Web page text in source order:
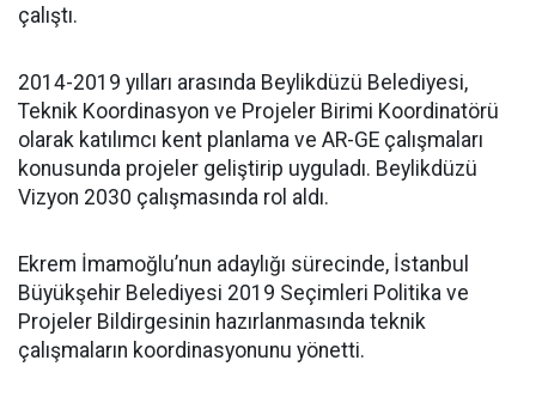
çalıştı.
2014-2019 yılları arasında Beylikdüzü Belediyesi,
Teknik Koordinasyon ve Projeler Birimi Koordinatörü
olarak katılımcı kent planlama ve AR-GE çalışmaları
konusunda projeler geliştirip uyguladı. Beylikdüzü
Vizyon 2030 çalışmasında rol aldı.
Ekrem İmamoğlu’nun adaylığı sürecinde, İstanbul
Büyükşehir Belediyesi 2019 Seçimleri Politika ve
Projeler Bildirgesinin hazırlanmasında teknik
çalışmaların koordinasyonunu yönetti.